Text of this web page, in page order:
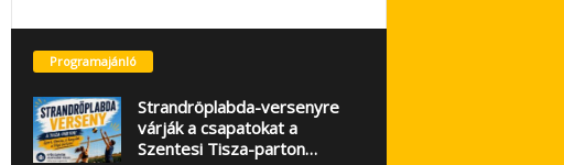
Programajánló
Strandröplabda-versenyre
várják a csapatokat a
Szentesi Tisza-parton…